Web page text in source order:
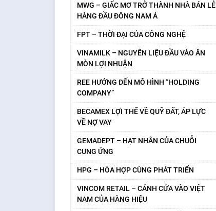
IPO là gì? ‌Có nên Đầu tư vào Cổ Phiếu mới
IPO hay không ?
VN-Index là gì? Tất tần tật về Chỉ số VN-
Index
Vốn hóa là gì? Những gì Nhà đầu tư cần
biết về Vốn hóa Thị trường
1001 Thuật ngữ cần phải biết trước khi
tham gia Thị trường Chứng khoán
Tự doanh Chứng khoán và Những điều
Nhà đầu tư cần biết
MWG – GIẤC MƠ TRỞ THÀNH NHÀ BÁN LẺ
HÀNG ĐẦU ĐÔNG NAM Á
FPT – THỜI ĐẠI CỦA CÔNG NGHỆ
VINAMILK – NGUYÊN LIỆU ĐẦU VÀO ĂN
MÒN LỢI NHUẬN
REE HƯỚNG ĐẾN MÔ HÌNH “HOLDING
COMPANY”
BECAMEX LỢI THẾ VỀ QUỸ ĐẤT, ÁP LỰC
VỀ NỢ VAY
GEMADEPT – HẠT NHÂN CỦA CHUỖI
CUNG ỨNG
HPG – HÒA HỢP CÙNG PHÁT TRIỂN
VINCOM RETAIL – CÁNH CỬA VÀO VIỆT
NAM CỦA HÀNG HIỆU